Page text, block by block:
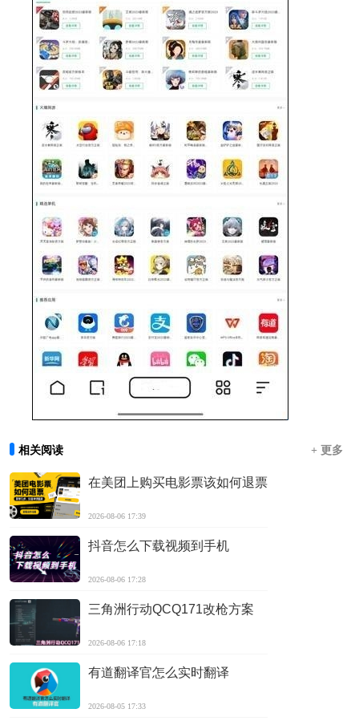
相关阅读 + 更多
在美团上购买电影票该如何退票
2026-08-06 17:39
抖音怎么下载视频到手机
2026-08-06 17:28
三角洲行动QCQ171改枪方案
2026-08-06 17:18
有道翻译官怎么实时翻译
2026-08-05 17:33